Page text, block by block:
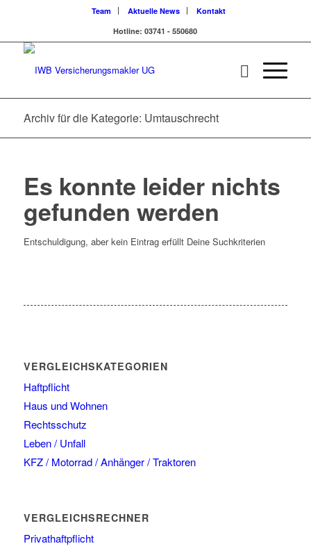
Team Aktuelle News
Kontakt
Hotline: 03741 - 550680
Archiv für die Kategorie: Umtauschrecht
Es konnte leider nichts
gefunden werden
Entschuldigung, aber kein Eintrag erfüllt Deine Suchkriterien
VERGLEICHSKATEGORIEN
Haftpflicht
Haus und Wohnen
Rechtsschutz
Leben / Unfall
KFZ / Motorrad / Anhänger / Traktoren
VERGLEICHSRECHNER
Privathaftpflicht